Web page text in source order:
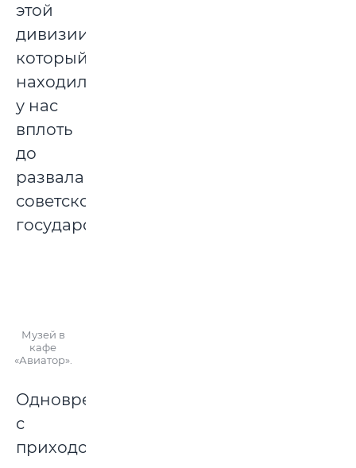
этой
дивизии,
который
находился
у нас
вплоть
до
развала
советского
государства.
Музей в
кафе
«Авиатор».
Одновременно
с
приходом